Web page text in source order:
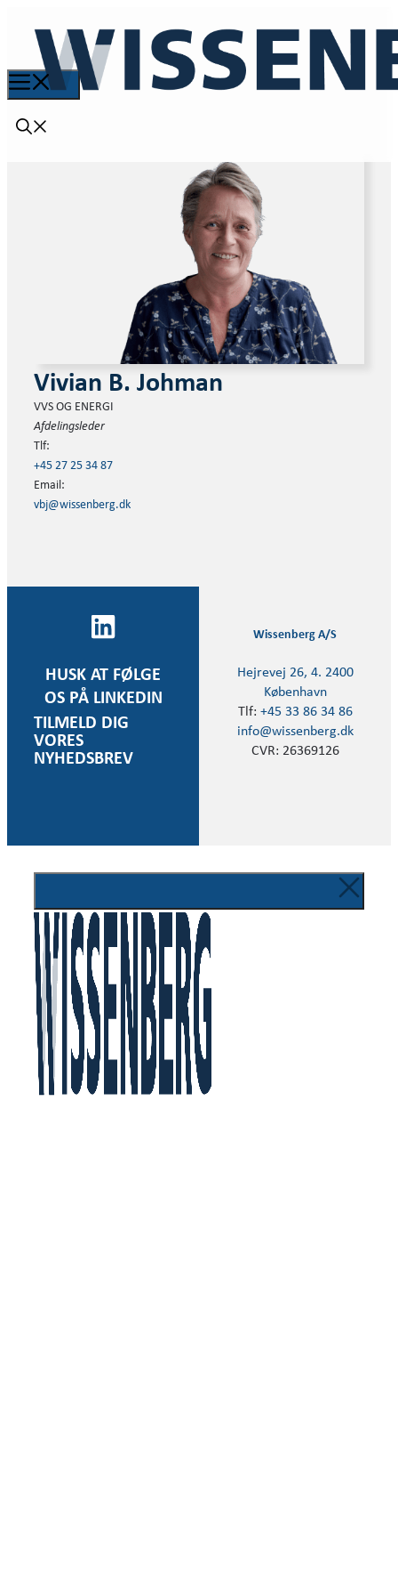
Vivian B. Johman
VVS OG ENERGI
Afdelingsleder
Tlf:
+45 27 25 34 87
Email:
vbj@wissenberg.dk
HUSK AT FØLGE
OS PÅ LINKEDIN
TILMELD DIG
VORES
NYHEDSBREV
Wissenberg A/S
Hejrevej 26, 4. 2400
København
Tlf: +45 33 86 34 86
info@wissenberg.dk
CVR: 26369126